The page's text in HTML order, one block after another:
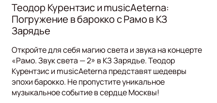
Теодор Курентзис и musicAeterna:
Погружение в барокко с Рамо в КЗ
Зарядье
Откройте для себя магию света и звука на концерте
«Рамо. Звук света — 2» в КЗ Зарядье. Теодор
Курентзис и musicAeterna представят шедевры
эпохи барокко. Не пропустите уникальное
музыкальное событие в сердце Москвы!